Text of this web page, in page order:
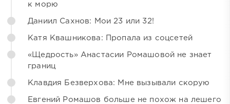
к морю
Даниил Сахнов: Мои 23 или 32!
Катя Квашникова: Пропала из соцсетей
«Щедрость» Анастасии Ромашовой не знает
границ
Клавдия Безверхова: Мне вызывали скорую
Евгений Ромашов больше не похож на лешего